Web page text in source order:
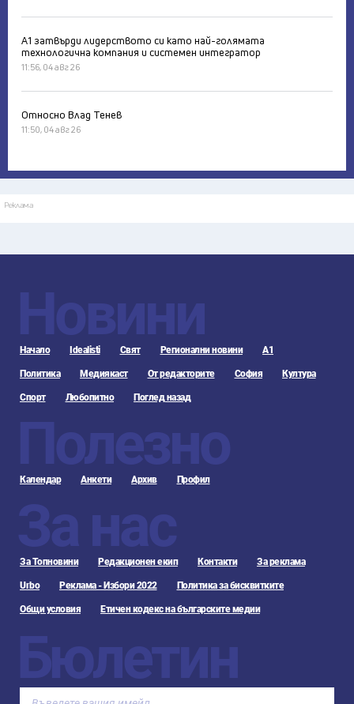
А1 затвърди лидерството си като най-голямата
технологична компания и системен интегратор
11:56, 04 авг 26
Относно Влад Тенев
11:50, 04 авг 26
Реклама
Новини
Начало Idealisti Свят Регионални новини А1
Политика Медиякаст От редакторите София Култура
Спорт Любопитно Поглед назад
Полезно
Календар Анкети Архив Профил
За нас
За Топновини Редакционен екип Контакти За реклама
Urbo Реклама - Избори 2022 Политика за бисквитките
Общи условия Етичен кодекс на българските медии
Бюлетин